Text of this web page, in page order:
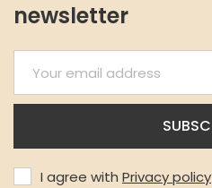
newsletter
I agree with Privacy policy